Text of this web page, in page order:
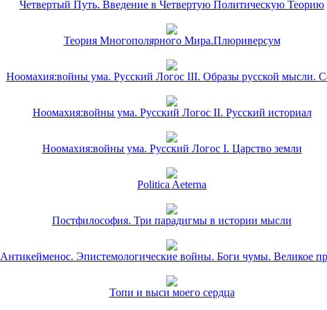
Четвертый Путь. Введение в Четвертую Политическую Теорию
Теория Многополярного Мира.Плюриверсум
Ноомахия:войны ума. Русский Логос III. Образы русской мысли.
Ноомахия:войны ума. Русский Логос II. Русский историал
Ноомахия:войны ума. Русский Логос I. Царство земли
Politica Aeterna
Постфилософия. Три парадигмы в истории мысли
Антикейменос. Эпистемологические войны. Боги чумы. Великое
Топи и выси моего сердца